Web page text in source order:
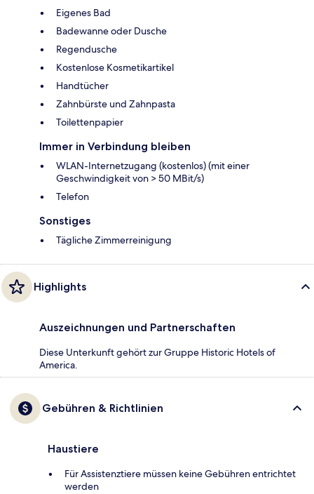
Eigenes Bad
Badewanne oder Dusche
Regendusche
Kostenlose Kosmetikartikel
Handtücher
Zahnbürste und Zahnpasta
Toilettenpapier
Immer in Verbindung bleiben
WLAN-Internetzugang (kostenlos) (mit einer
Geschwindigkeit von > 50 MBit/s)
Telefon
Sonstiges
Tägliche Zimmerreinigung
Highlights
Auszeichnungen und Partnerschaften
Diese Unterkunft gehört zur Gruppe Historic Hotels of
America.
Gebühren & Richtlinien
Haustiere
Für Assistenztiere müssen keine Gebühren entrichtet
werden